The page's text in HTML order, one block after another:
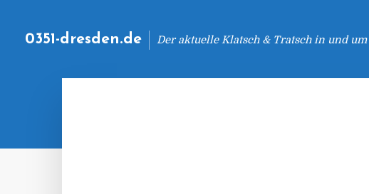
0351-dresden.de Der aktuelle Klatsch & Tratsch in und um